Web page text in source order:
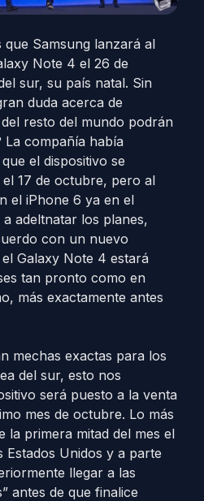
que Samsung lanzará al
Note 4 el 26 de
sur, su país natal. Sin
duda acerca de
resto del mundo podrán
La compañía había
el dispositivo se
17 de octubre, pero al
el iPhone 6 ya en el
adeltnatar los planes,
con un nuevo
Galaxy Note 4 estará
tan pronto como en
más exactamente antes
mechas exactas para los
del sur, esto nos
será puesto a la venta
mes de octubre. Lo más
la primera mitad del mes el
Estados Unidos y a parte
llegar a las
antes de que finalice